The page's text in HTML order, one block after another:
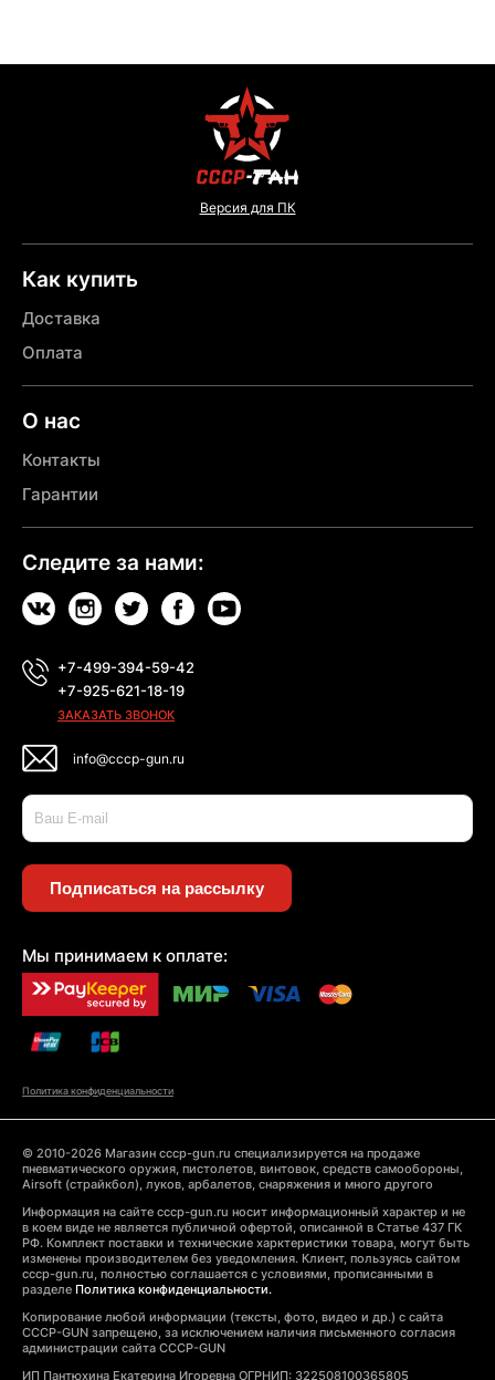
Версия для ПК
Как купить
Доставка
Оплата
О нас
Контакты
Гарантии
Следите за нами:
+7-499-394-59-42
+7-925-621-18-19
ЗАКАЗАТЬ ЗВОНОК
info@cccp-gun.ru
Подписаться на рассылку
Мы принимаем к оплате:
Политика конфиденциальности
© 2010-2026 Магазин cccp-gun.ru специализируется на продаже
пневматического оружия, пистолетов, винтовок, средств самообороны,
Airsoft (страйкбол), луков, арбалетов, снаряжения и много другого
Информация на сайте cccp-gun.ru носит информационный характер и не
в коем виде не является публичной офертой, описанной в Статье 437 ГК
РФ. Комплект поставки и технические харктеристики товара, могут быть
изменены производителем без уведомления. Клиент, пользуясь сайтом
cccp-gun.ru, полностью соглашается с условиями, прописанными в
разделе Политика конфиденциальности.
Копирование любой информации (тексты, фото, видео и др.) с сайта
CCCP-GUN запрещено, за исключением наличия письменного согласия
администрации сайта CCCP-GUN
ИП Пантюхина Екатерина Игоревна ОГРНИП: 322508100365805